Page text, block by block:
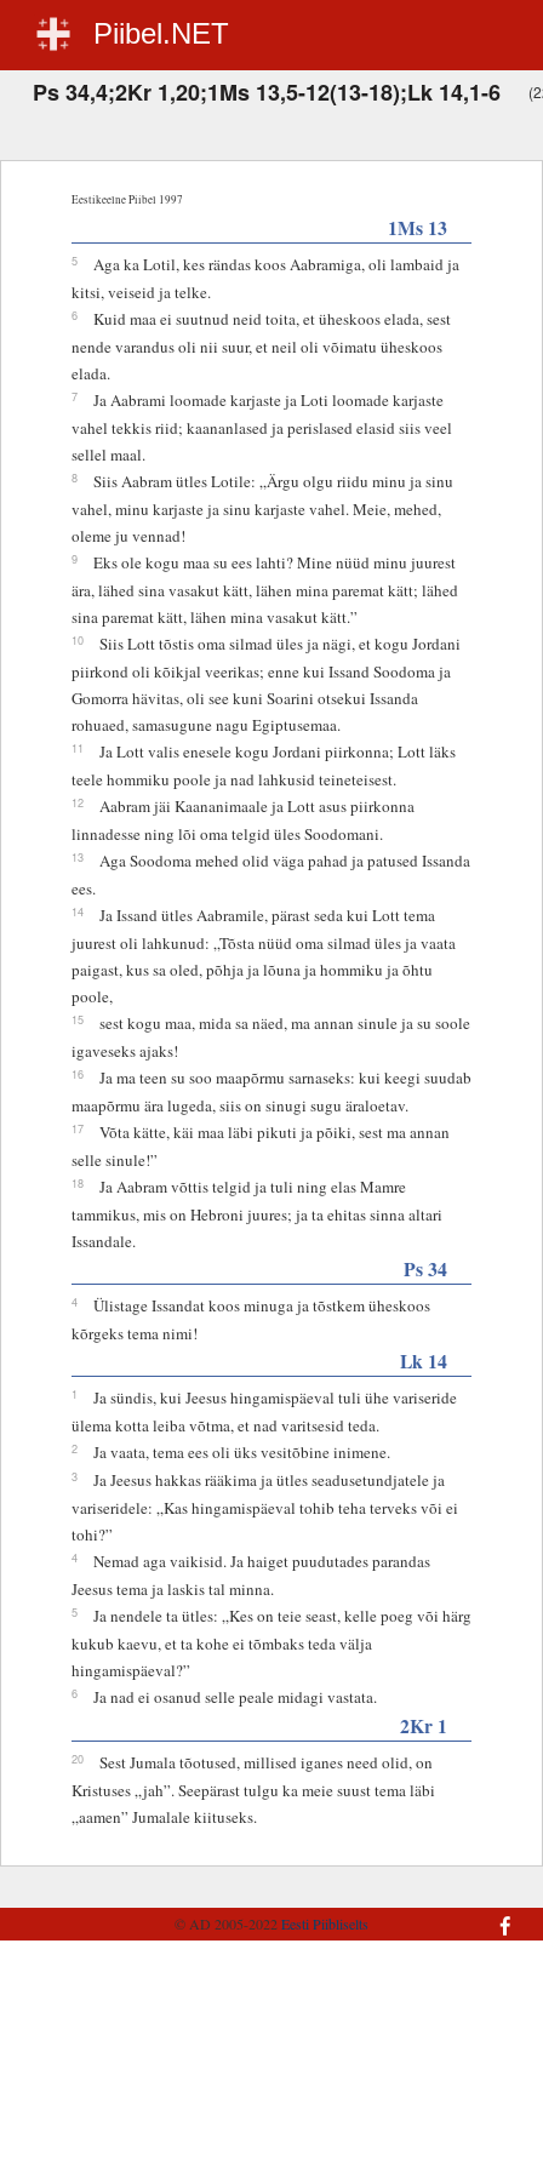
Piibel.NET
Ps 34,4;2Kr 1,20;1Ms 13,5-12(13-18);Lk 14,1-6
Eestikeelne Piibel 1997
1Ms 13
5
Aga ka Lotil, kes rändas koos Aabramiga, oli lambaid ja
kitsi, veiseid ja telke.
6
Kuid maa ei suutnud neid toita, et üheskoos elada, sest
nende varandus oli nii suur, et neil oli võimatu üheskoos
elada.
7
Ja Aabrami loomade karjaste ja Loti loomade karjaste
vahel tekkis riid; kaananlased ja perislased elasid siis veel
sellel maal.
8
Siis Aabram ütles Lotile: „Ärgu olgu riidu minu ja sinu
vahel, minu karjaste ja sinu karjaste vahel. Meie, mehed,
oleme ju vennad!
9
Eks ole kogu maa su ees lahti? Mine nüüd minu juurest
ära, lähed sina vasakut kätt, lähen mina paremat kätt; lähed
sina paremat kätt, lähen mina vasakut kätt.”
10
Siis Lott tõstis oma silmad üles ja nägi, et kogu Jordani
piirkond oli kõikjal veerikas; enne kui Issand Soodoma ja
Gomorra hävitas, oli see kuni Soarini otsekui Issanda
rohuaed, samasugune nagu Egiptusemaa.
11
Ja Lott valis enesele kogu Jordani piirkonna; Lott läks
teele hommiku poole ja nad lahkusid teineteisest.
12
Aabram jäi Kaananimaale ja Lott asus piirkonna
linnadesse ning lõi oma telgid üles Soodomani.
13
Aga Soodoma mehed olid väga pahad ja patused Issanda
ees.
14
Ja Issand ütles Aabramile, pärast seda kui Lott tema
juurest oli lahkunud: „Tõsta nüüd oma silmad üles ja vaata
paigast, kus sa oled, põhja ja lõuna ja hommiku ja õhtu
poole,
15
sest kogu maa, mida sa näed, ma annan sinule ja su soole
igaveseks ajaks!
16
Ja ma teen su soo maapõrmu sarnaseks: kui keegi suudab
maapõrmu ära lugeda, siis on sinugi sugu äraloetav.
17
Võta kätte, käi maa läbi pikuti ja põiki, sest ma annan
selle sinule!”
18
Ja Aabram võttis telgid ja tuli ning elas Mamre
tammikus, mis on Hebroni juures; ja ta ehitas sinna altari
Issandale.
Ps 34
4
Ülistage Issandat koos minuga ja tõstkem üheskoos
kõrgeks tema nimi!
Lk 14
1
Ja sündis, kui Jeesus hingamispäeval tuli ühe variseride
ülema kotta leiba võtma, et nad varitsesid teda.
2 Ja vaata, tema ees oli üks vesitõbine inimene.
3
Ja Jeesus hakkas rääkima ja ütles seadusetundjatele ja
variseridele: „Kas hingamispäeval tohib teha terveks või ei
tohi?”
4
Nemad aga vaikisid. Ja haiget puudutades parandas
Jeesus tema ja laskis tal minna.
5
Ja nendele ta ütles: „Kes on teie seast, kelle poeg või härg
kukub kaevu, et ta kohe ei tõmbaks teda välja
hingamispäeval?”
6 Ja nad ei osanud selle peale midagi vastata.
2Kr 1
20
Sest Jumala tõotused, millised iganes need olid, on
Kristuses „jah”. Seepärast tulgu ka meie suust tema läbi
„aamen” Jumalale kiituseks.
© AD 2005-2022Eesti Piibliselts